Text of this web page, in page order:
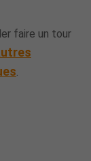
faire un tour
.